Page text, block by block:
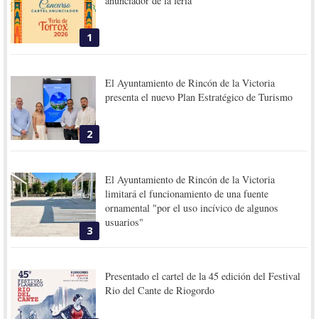
1
2
El Ayuntamiento de Rincón de la Victoria
presenta el nuevo Plan Estratégico de Turismo
3
El Ayuntamiento de Rincón de la Victoria
limitará el funcionamiento de una fuente
ornamental "por el uso incívico de algunos
usuarios"
Presentado el cartel de la 45 edición del Festival
Rio del Cante de Riogordo